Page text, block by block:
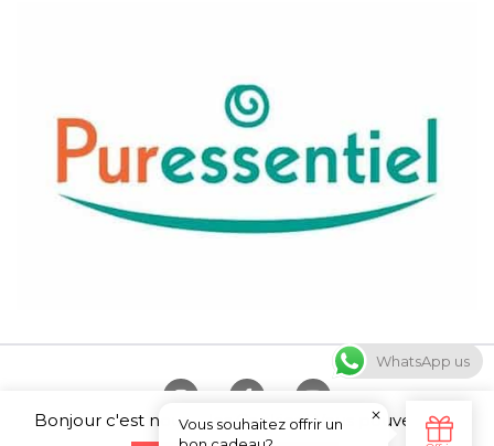
Copyright © 2026 Canyoning Annecy et Sport Monté Médio
Bonjour c'est nous ... les Cookies ! Vous pouvez tout
WhatsApp us